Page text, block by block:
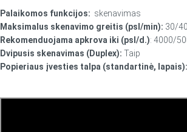
Palaikomos funkcijos: skenavimas
Maksimalus skenavimo greitis (psl/min): 30/40
Rekomenduojama apkrova iki (psl/d.): 4000/
Dvipusis skenavimas (Duplex): Taip
Popieriaus įvesties talpa (standartinė, lapais):